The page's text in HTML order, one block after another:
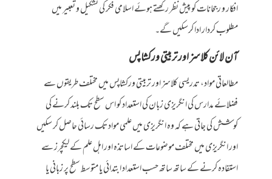
افکار و رجحانات کو پیش نظر رکھتے ہوئے اسلامی فکر کی تشکیل و تعبیر میں
مطلوب کردار ادا کرسکیں گے۔
آن لائن کلاسز اور تربیتی ورکشاپس
مطالعاتی مواد، تدریسی کلاسز اور تربیتی ورکشاپس میں مختلف طریقوں سے
فضلائے مدارس کی انگریزی زبان کی استعداد کو اس سطح تک بلند کرنے کی
کوشش کی جاتی ہے کہ وہ انگریزی میں علمی مواد تک رسائی حاصل کر سکیں
اور انگریزی میں مختلف موضوعات کے اساتذہ اور اہل علم کے لیکچرز سے
استفادہ کرنے کے ساتھ ساتھ حسب استعداد ابتدائی یا متوسط سطح پر زبانی یا